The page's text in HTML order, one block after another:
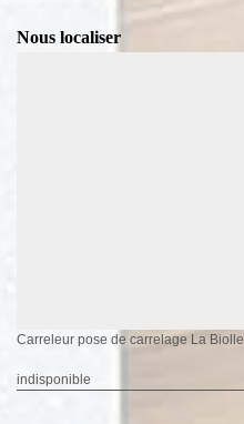
Nous localiser
Carreleur pose de carrelage La Biolle
indisponible